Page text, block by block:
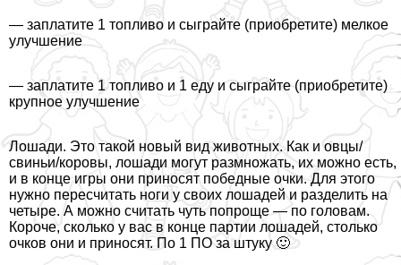
— заплатите 1 топливо и сыграйте (приобретите) мелкое
улучшение
— заплатите 1 топливо и 1 еду и сыграйте (приобретите)
крупное улучшение
Лошади. Это такой новый вид животных. Как и овцы/
свиньи/коровы, лошади могут размножать, их можно есть,
и в конце игры они приносят победные очки. Для этого
нужно пересчитать ноги у своих лошадей и разделить на
четыре. А можно считать чуть попроще — по головам.
Короче, сколько у вас в конце партии лошадей, столько
очков они и приносят. По 1 ПО за штуку 🙂